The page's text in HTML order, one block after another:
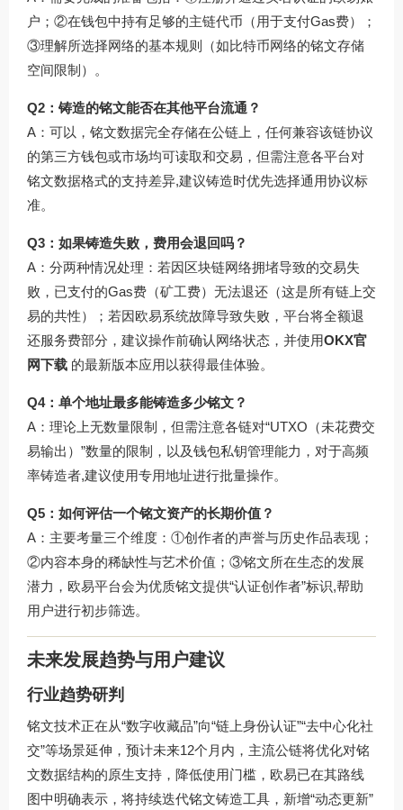
户；②在钱包中持有足够的主链代币（用于支付Gas费）；
③理解所选择网络的基本规则（如比特币网络的铭文存储
空间限制）。
Q2：铸造的铭文能否在其他平台流通？
A：可以，铭文数据完全存储在公链上，任何兼容该链协议
的第三方钱包或市场均可读取和交易，但需注意各平台对
铭文数据格式的支持差异,建议铸造时优先选择通用协议标
准。
Q3：如果铸造失败，费用会退回吗？
A：分两种情况处理：若因区块链网络拥堵导致的交易失
败，已支付的Gas费（矿工费）无法退还（这是所有链上交
易的共性）；若因欧易系统故障导致失败，平台将全额退
还服务费部分，建议操作前确认网络状态，并使用OKX官
网下载 的最新版本应用以获得最佳体验。
Q4：单个地址最多能铸造多少铭文？
A：理论上无数量限制，但需注意各链对“UTXO（未花费交
易输出）”数量的限制，以及钱包私钥管理能力，对于高频
率铸造者,建议使用专用地址进行批量操作。
Q5：如何评估一个铭文资产的长期价值？
A：主要考量三个维度：①创作者的声誉与历史作品表现；
②内容本身的稀缺性与艺术价值；③铭文所在生态的发展
潜力，欧易平台会为优质铭文提供“认证创作者”标识,帮助
用户进行初步筛选。
未来发展趋势与用户建议
行业趋势研判
铭文技术正在从“数字收藏品”向“链上身份认证”“去中心化社
交”等场景延伸，预计未来12个月内，主流公链将优化对铭
文数据结构的原生支持，降低使用门槛，欧易已在其路线
图中明确表示，将持续迭代铭文铸造工具，新增“动态更新”